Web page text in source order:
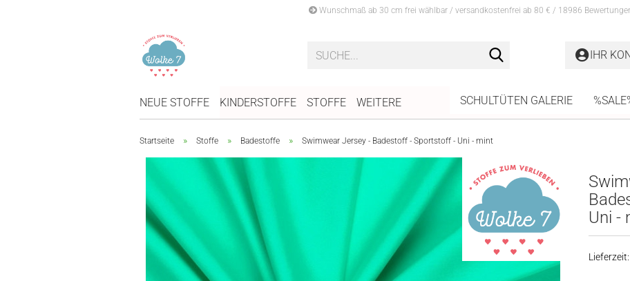
Wunschmaß ab 30 cm frei wählbar / versandkostenfrei ab 80 € / 18986
IHR
NEUE STOFFE KINDERSTOFFE STOFFE SCHULTÜTEN GALERIE
WEITERE
Startseite » Stoffe » Badestoffe » Swimwear Jersey - Badestoff - Sportstoff - Uni - mint
Uni -
Lieferzeit: